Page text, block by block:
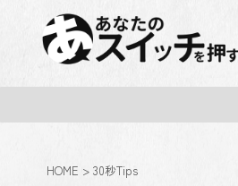
HOME > 30秒Tips